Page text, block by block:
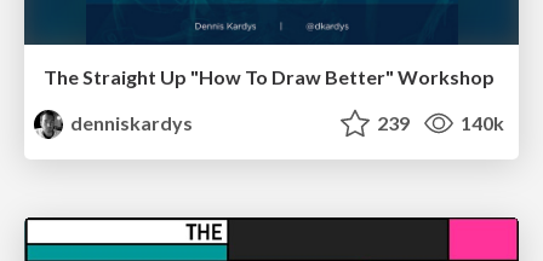
The Straight Up "How To Draw Better" Workshop
denniskardys
239 140k